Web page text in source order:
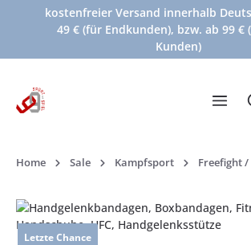
Zum Hauptinhalt springen
kostenfreier Versand innerhalb
49 € (für Endkunden), bzw. ab 99 €
Kunden)
Home Sale Kampfsport Freefight
Bildergalerie überspringen
Letzte Chance